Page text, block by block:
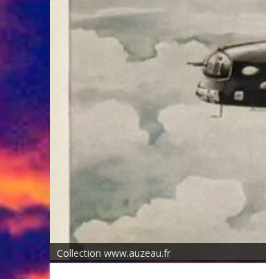
Collection www.auzeau.fr